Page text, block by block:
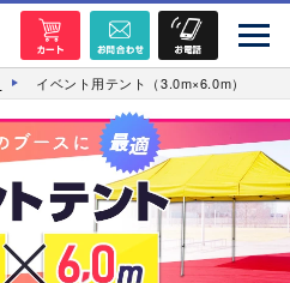
イベント用テント（3.0m×6.0m）